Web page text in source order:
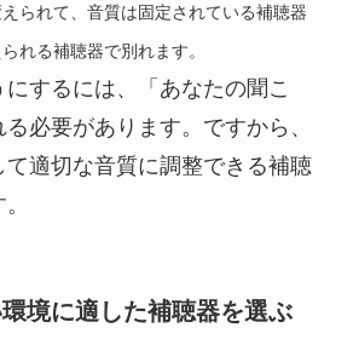
られて、音質は固定されている補聴器
れる補聴器で別れます。
するには、「あなたの聞こ
必要があります。ですから、
適切な音質に調整できる補聴
境に適した補聴器を選ぶ